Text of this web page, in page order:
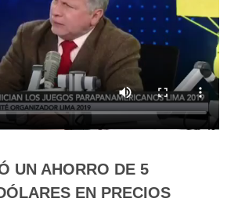
UN AHORRO DE 5
EN PRECIOS